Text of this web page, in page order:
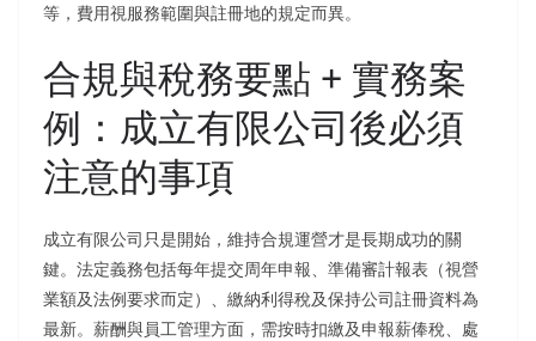
等，費用視服務範圍與註冊地的規定而異。
合規與稅務要點 + 實務案
例：成立有限公司後必須
注意的事項
成立有限公司只是開始，維持合規運營才是長期成功的關
鍵。法定義務包括每年提交周年申報、準備審計報表（視營
業額及法例要求而定）、繳納利得稅及保持公司註冊資料為
最新。薪酬與員工管理方面，需按時扣繳及申報薪俸稅、處